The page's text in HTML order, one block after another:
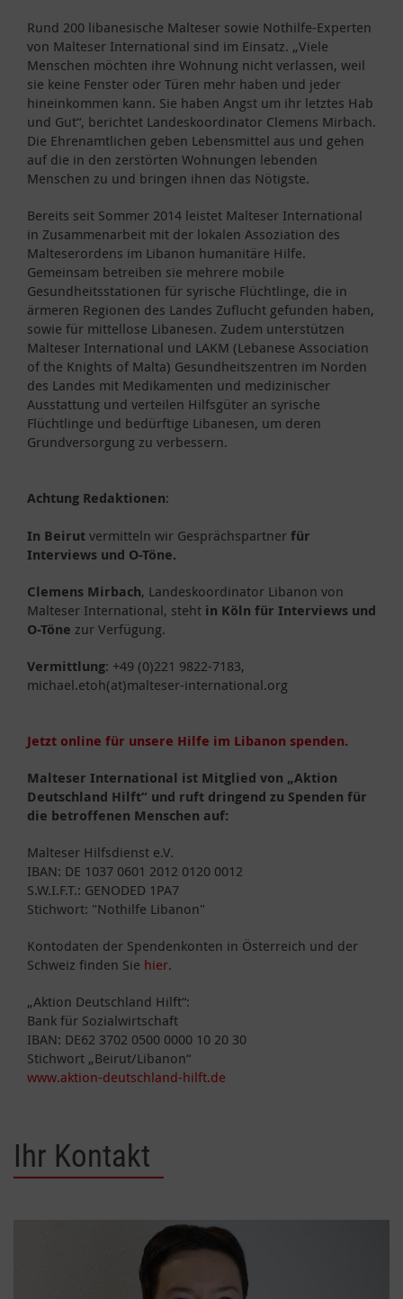
Rund 200 libanesische Malteser sowie Nothilfe-Experten
von Malteser International sind im Einsatz. „Viele
Menschen möchten ihre Wohnung nicht verlassen, weil
sie keine Fenster oder Türen mehr haben und jeder
hineinkommen kann. Sie haben Angst um ihr letztes Hab
und Gut“, berichtet Landeskoordinator Clemens Mirbach.
Die Ehrenamtlichen geben Lebensmittel aus und gehen
auf die in den zerstörten Wohnungen lebenden
Menschen zu und bringen ihnen das Nötigste.
Bereits seit Sommer 2014 leistet Malteser International
in Zusammenarbeit mit der lokalen Assoziation des
Malteserordens im Libanon humanitäre Hilfe.
Gemeinsam betreiben sie mehrere mobile
Gesundheitsstationen für syrische Flüchtlinge, die in
ärmeren Regionen des Landes Zuflucht gefunden haben,
sowie für mittellose Libanesen. Zudem unterstützen
Malteser International und LAKM (Lebanese Association
of the Knights of Malta) Gesundheitszentren im Norden
des Landes mit Medikamenten und medizinischer
Ausstattung und verteilen Hilfsgüter an syrische
Flüchtlinge und bedürftige Libanesen, um deren
Grundversorgung zu verbessern.
Achtung Redaktionen:
In Beirut vermitteln wir Gesprächspartner für
Interviews und O-Töne.
Clemens Mirbach, Landeskoordinator Libanon von
Malteser International, steht in Köln für Interviews und
O-Töne zur Verfügung.
Vermittlung: +49 (0)221 9822-7183,
michael.etoh(at)malteser-international.org
Jetzt online für unsere Hilfe im Libanon spenden.
Malteser International ist Mitglied von „Aktion
Deutschland Hilft“ und ruft dringend zu Spenden für
die betroffenen Menschen auf:
Malteser Hilfsdienst e.V.
IBAN: DE 1037 0601 2012 0120 0012
S.W.I.F.T.: GENODED 1PA7
Stichwort: "Nothilfe Libanon"
Kontodaten der Spendenkonten in Österreich und der
Schweiz finden Sie hier.
„Aktion Deutschland Hilft“:
Bank für Sozialwirtschaft
IBAN: DE62 3702 0500 0000 10 20 30
Stichwort „Beirut/Libanon“
www.aktion-deutschland-hilft.de
Ihr Kontakt